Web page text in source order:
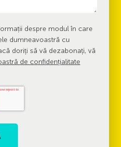
despre modul în care
dumneavoastră cu
doriți să vă dezabonați, vă
de confidențialitate